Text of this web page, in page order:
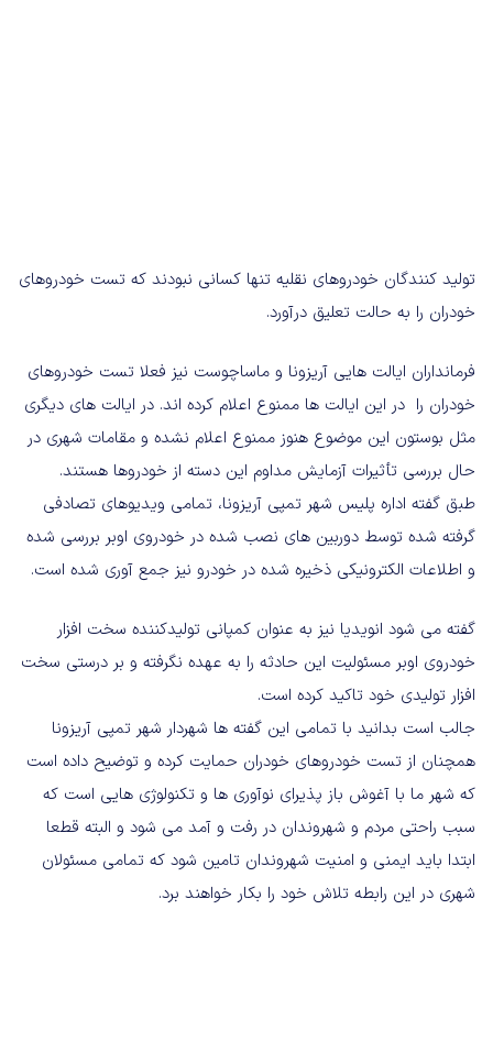
تولید کنندگان خودروهای نقلیه تنها کسانی نبودند که تست خودروهای
خودران را به حالت تعلیق درآورد.
فرمانداران ایالت هایی آریزونا و ماساچوست نیز فعلا تست خودروهای
خودران را در این ایالت ها ممنوع اعلام کرده اند. در ایالت های دیگری
مثل بوستون این موضوع هنوز ممنوع اعلام نشده و مقامات شهری در
حال بررسی تأثیرات آزمایش مداوم این دسته از خودروها هستند.
طبق گفته اداره پلیس شهر تمپی آریزونا، تمامی ویدیوهای تصادفی
گرفته شده توسط دوربین های نصب شده در خودروی اوبر بررسی شده
و اطلاعات الکترونیکی ذخیره شده در خودرو نیز جمع آوری شده است.
گفته می شود انویدیا نیز به عنوان کمپانی تولیدکننده سخت افزار
خودروی اوبر مسئولیت این حادثه را به عهده نگرفته و بر درستی سخت
افزار تولیدی خود تاکید کرده است.
جالب است بدانید با تمامی این گفته ها شهردار شهر تمپی آریزونا
همچنان از تست خودروهای خودران حمایت کرده و توضیح داده است
که شهر ما با آغوش باز پذیرای نوآوری ها و تکنولوژی هایی است که
سبب راحتی مردم و شهروندان در رفت و آمد می شود و البته قطعا
ابتدا باید ایمنی و امنیت شهروندان تامین شود که تمامی مسئولان
شهری در این رابطه تلاش خود را بکار خواهند برد.